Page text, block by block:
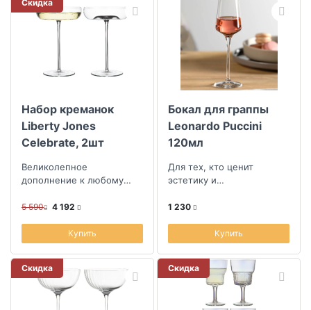
Скидка
Набор креманок
Liberty Jones
Celebrate, 2шт
Великолепное
дополнение к любому
5 590 4 192
Купить
Бокал для граппы
Leonardo Puccini
120мл
Для тех, кто ценит
эстетику и
1 230
Купить
Скидка Скидка